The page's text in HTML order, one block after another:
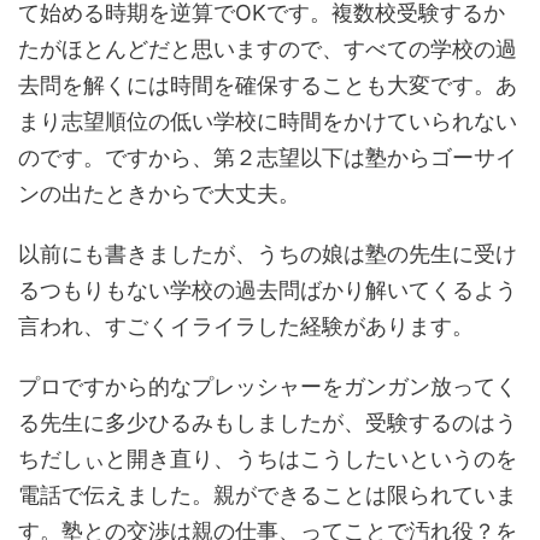
て始める時期を逆算でOKです。複数校受験するか
たがほとんどだと思いますので、すべての学校の過
去問を解くには時間を確保することも大変です。あ
まり志望順位の低い学校に時間をかけていられない
のです。ですから、第２志望以下は塾からゴーサイ
ンの出たときからで大丈夫。
以前にも書きましたが、うちの娘は塾の先生に受け
るつもりもない学校の過去問ばかり解いてくるよう
言われ、すごくイライラした経験があります。
プロですから的なプレッシャーをガンガン放ってく
る先生に多少ひるみもしましたが、受験するのはう
ちだしぃと開き直り、うちはこうしたいというのを
電話で伝えました。親ができることは限られていま
す。塾との交渉は親の仕事、ってことで汚れ役？を